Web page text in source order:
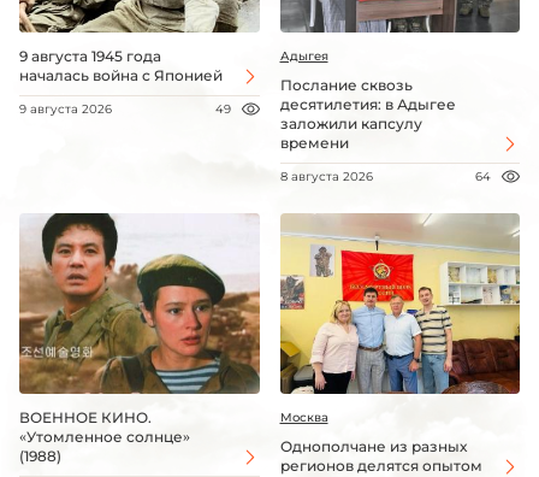
9 августа 1945 года
началась война с Японией
9 августа 2026 49
Адыгея
Послание сквозь
десятилетия: в Адыгее
заложили капсулу
времени
8 августа 2026 64
ВОЕННОЕ КИНО.
«Утомленное солнце»
(1988)
Москва
Однополчане из разных
регионов делятся опытом